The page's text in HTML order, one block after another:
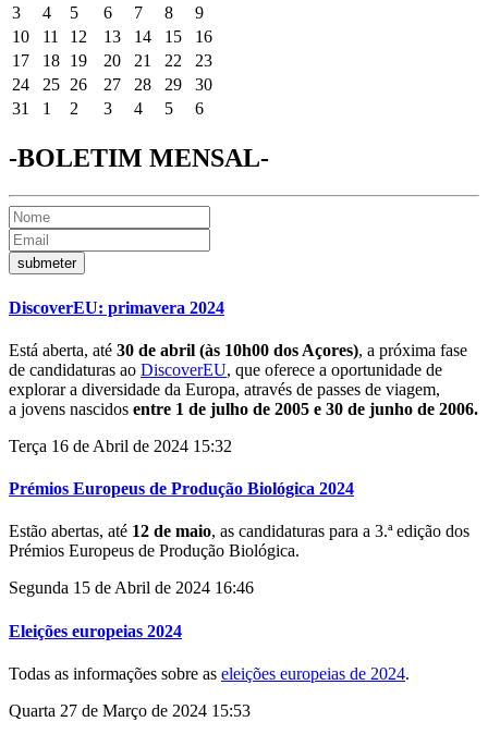
3
4 5 6 7 8
9
10
11 12 13 14 15
16
17
18 19 20 21 22
23
24
25 26 27 28 29
30
31
1 2 3 4 5 6
-BOLETIM MENSAL-
DiscoverEU: primavera 2024
Está aberta, até 30 de abril (às 10h00 dos Açores), a próxima fase
de candidaturas ao DiscoverEU, que oferece a oportunidade de
explorar a diversidade da Europa, através de passes de viagem,
a jovens nascidos entre 1 de julho de 2005 e 30 de junho de 2006.
Terça 16 de Abril de 2024 15:32
Prémios Europeus de Produção Biológica 2024
Estão abertas, até 12 de maio, as candidaturas para a 3.ª edição dos
Prémios Europeus de Produção Biológica.
Segunda 15 de Abril de 2024 16:46
Eleições europeias 2024
Todas as informações sobre as eleições europeias de 2024.
Quarta 27 de Março de 2024 15:53